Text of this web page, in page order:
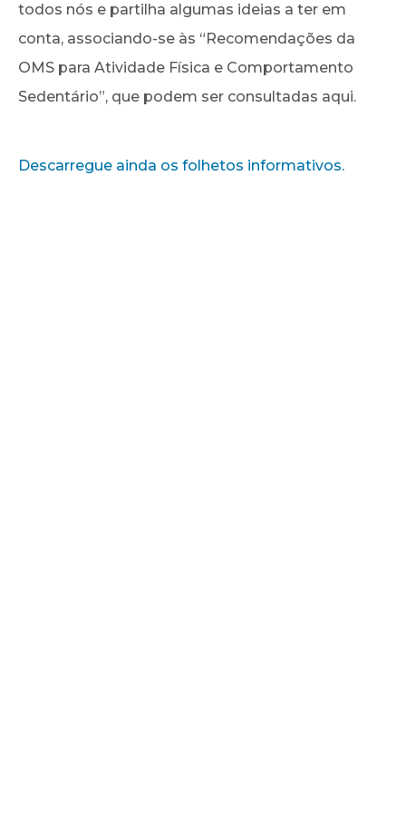
todos nós e partilha algumas ideias a ter em
conta, associando-se às “Recomendações da
OMS para Atividade Física e Comportamento
Sedentário”, que podem ser consultadas aqui.
Descarregue ainda os folhetos informativos.